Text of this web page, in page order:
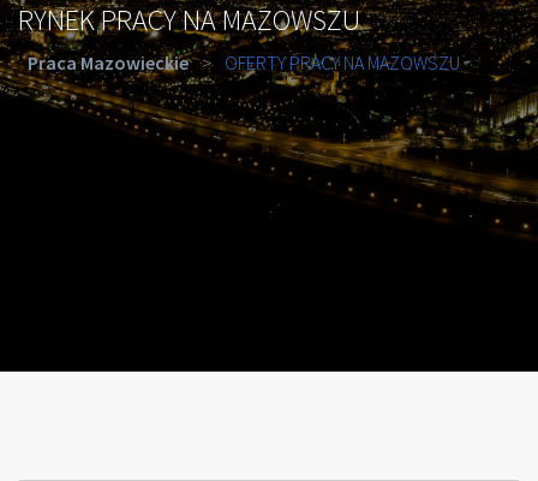
RYNEK PRACY NA MAZOWSZU
Praca Mazowieckie > OFERTY PRACY NA MAZOWSZU